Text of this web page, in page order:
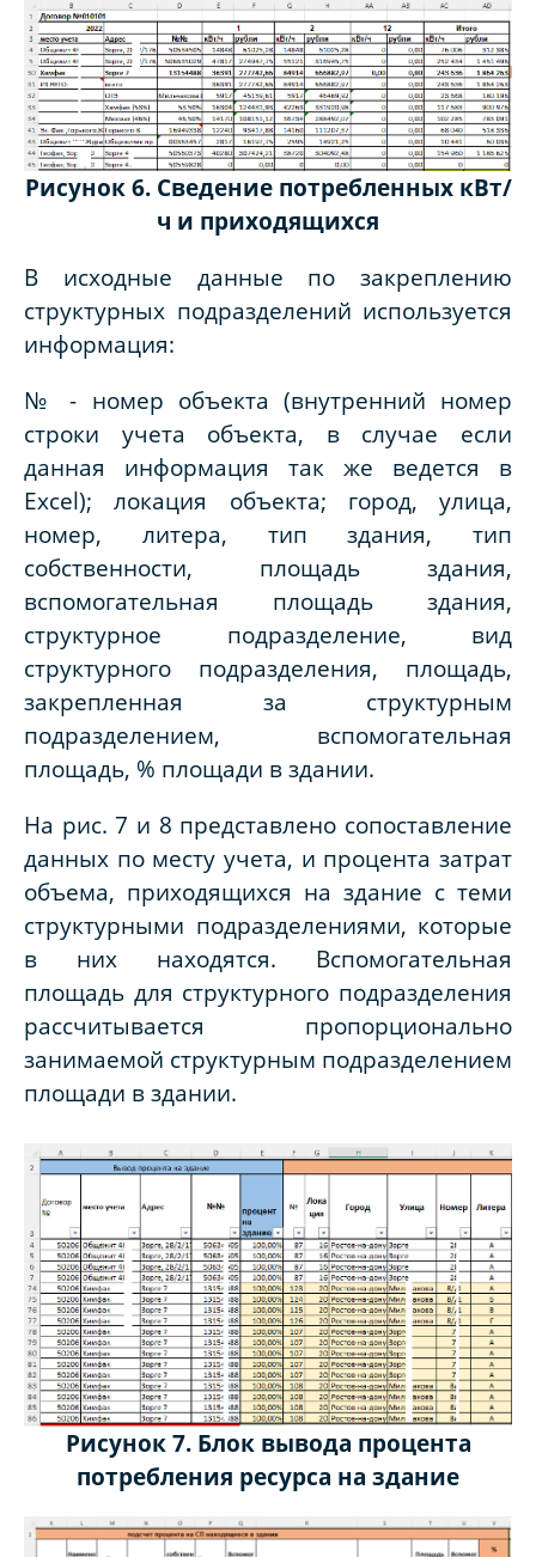
Рисунок 6. Сведение потребленных кВт/
ч и приходящихся
В исходные данные по закреплению
структурных подразделений используется
информация:
№ - номер объекта (внутренний номер
строки учета объекта, в случае если
данная информация так же ведется в
Excel); локация объекта; город, улица,
номер, литера, тип здания, тип
собственности, площадь здания,
вспомогательная площадь здания,
структурное подразделение, вид
структурного подразделения, площадь,
закрепленная за структурным
подразделением, вспомогательная
площадь, % площади в здании.
На рис. 7 и 8 представлено сопоставление
данных по месту учета, и процента затрат
объема, приходящихся на здание с теми
структурными подразделениями, которые
в них находятся. Вспомогательная
площадь для структурного подразделения
рассчитывается пропорционально
занимаемой структурным подразделением
площади в здании.
Рисунок 7. Блок вывода процента
потребления ресурса на здание